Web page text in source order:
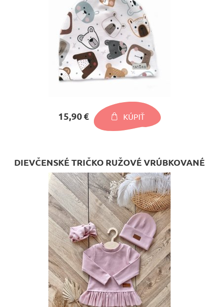
15,90 € KÚPIŤ
DIEVČENSKÉ TRIČKO RUŽOVÉ VRÚBKOVANÉ